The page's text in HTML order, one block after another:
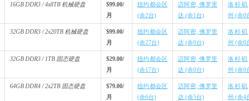
16GB DDR3 / 4x8TB 机械硬盘
$99.00/
月
纽约都会区
(余2台)
迈阿密, 佛罗里
达 (余1台)
洛杉矶
州 (余0
32GB DDR3 / 2x20TB 机械硬盘
$99.00/
月
纽约都会区
(余27台)
迈阿密, 佛罗里
达 (余0台)
洛杉矶
州 (余0
32GB DDR3 / 1TB 固态硬盘
$29.00/
月
纽约都会区
(余17台)
迈阿密, 佛罗里
达 (余0台)
洛杉矶
州 (余0
64GB DDR4 / 2x2TB 固态硬盘
$79.00/
月
纽约都会区
(余6台)
迈阿密, 佛罗里
达 (余5台)
洛杉矶
州 (余4